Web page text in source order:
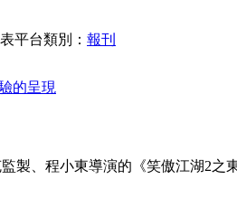
平台類別： 報刊
的呈現
製、程小東導演的《笑傲江湖2